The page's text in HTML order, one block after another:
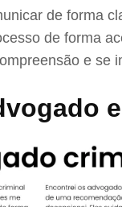
de forma
de forma
e se